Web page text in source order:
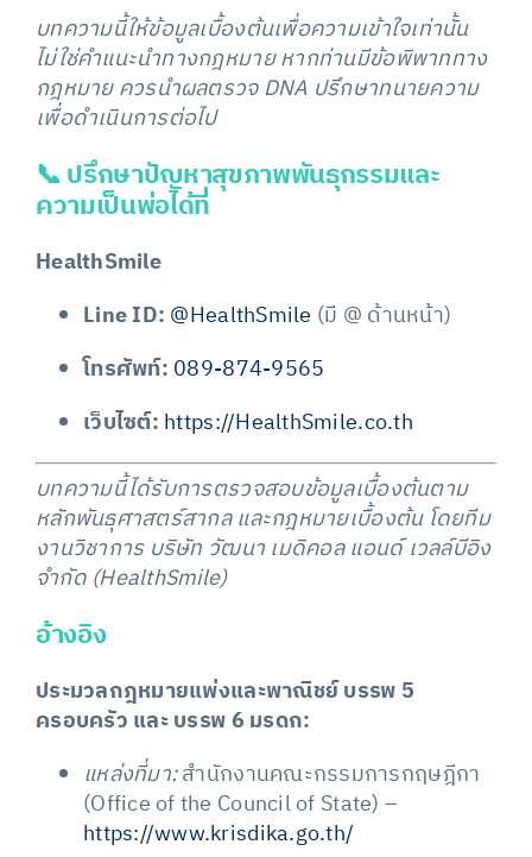
บทความนี้ให้ข้อมูลเบื้องต้นเพื่อความเข้าใจเท่านั้น
ไม่ใช่คำแนะนำทางกฎหมาย หากท่านมีข้อพิพาททาง
กฎหมาย ควรนำผลตรวจ DNA ปรึกษาทนายความ
เพื่อดำเนินการต่อไป
📞 ปรึกษาปัญหาสุขภาพพันธุกรรมและ
ความเป็นพ่อได้ที่
HealthSmile
Line ID: @HealthSmile (มี @ ด้านหน้า)
โทรศัพท์: 089-874-9565
เว็บไซต์: https://HealthSmile.co.th
บทความนี้ได้รับการตรวจสอบข้อมูลเบื้องต้นตาม
หลักพันธุศาสตร์สากล และกฎหมายเบื้องต้น โดยทีม
งานวิชาการ บริษัท วัฒนา เมดิคอล แอนด์ เวลล์บีอิง
จำกัด (HealthSmile)
อ้างอิง
ประมวลกฎหมายแพ่งและพาณิชย์ บรรพ 5
ครอบครัว และ บรรพ 6 มรดก:
แหล่งที่มา:สำนักงานคณะกรรมการกฤษฎีกา
(Office of the Council of State) –
https://www.krisdika.go.th/